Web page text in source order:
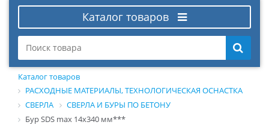
Каталог товаров
Каталог товаров
РАСХОДНЫЕ МАТЕРИАЛЫ, ТЕХНОЛОГИЧЕСКАЯ ОСНАСТКА
СВЕРЛА
СВЕРЛА И БУРЫ ПО БЕТОНУ
Бур SDS max 14x340 мм***